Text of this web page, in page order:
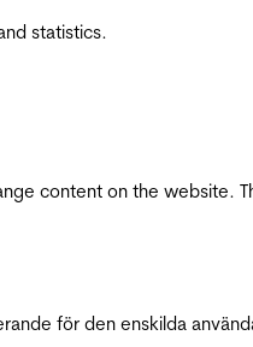
statistics.
content on the website.
för den enskilda